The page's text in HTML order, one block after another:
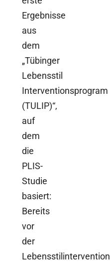
Ergebnisse
aus
dem
„Tübinger
Lebensstil
Interventionsprogram
(TULIP)“,
auf
dem
die
PLIS-
Studie
basiert:
Bereits
vor
der
Lebensstilintervention